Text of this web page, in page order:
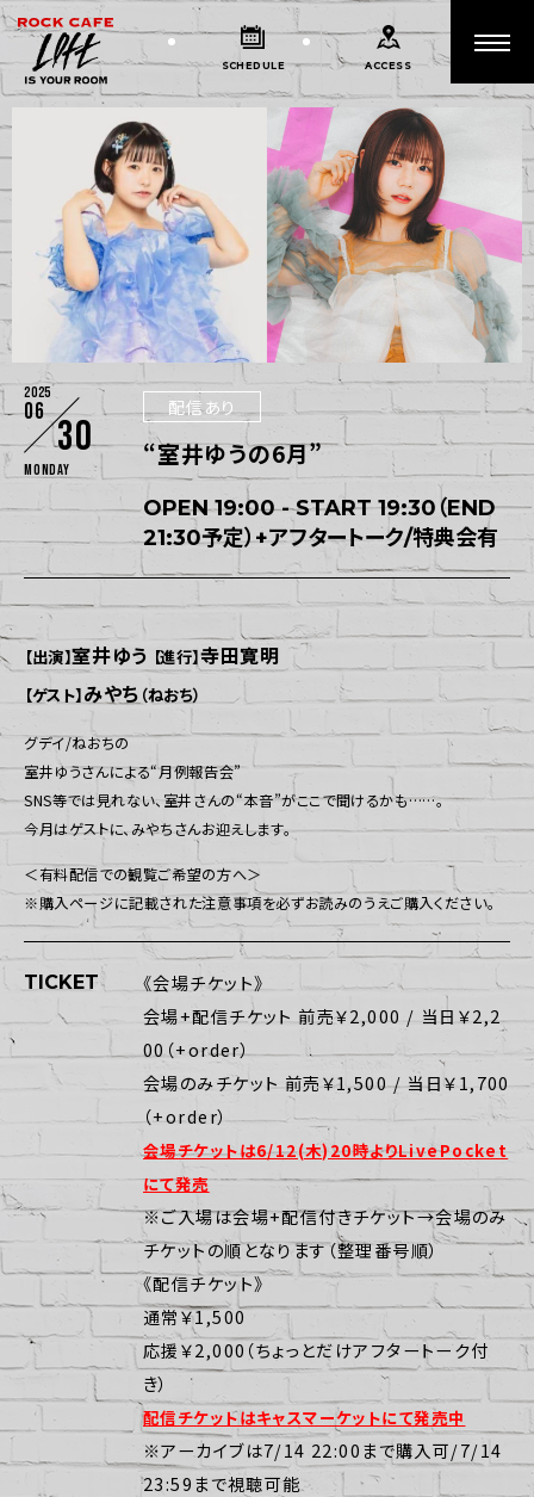
SCHEDULE ACCESS
2025
06
30
Monday
配信あり
“室井ゆうの6月”
OPEN 19:00 - START 19:30（END
21:30予定）+アフタートーク/特典会有
【出演】室井ゆう 【進行】寺田寛明
【ゲスト】みやち （ねおち）
グデイ/ねおちの
室井ゆうさんによる“月例報告会”
SNS等では見れない、室井さんの“本音”がここで聞けるかも……。
今月はゲストに、みやちさんお迎えします。
＜有料配信での観覧ご希望の方へ＞
※購入ページに記載された注意事項を必ずお読みのうえご購入ください。
TICKET
《会場チケット》
会場+配信チケット 前売￥2,000 / 当日￥2,2
00（+order）
会場のみチケット 前売￥1,500 / 当日￥1,700
（+order）
会場チケットは6/12(木)20時よりLivePocket
にて発売
※ご入場は会場+配信付きチケット→会場のみ
チケットの順となります（整理番号順）
《配信チケット》
通常￥1,500
応援￥2,000（ちょっとだけアフタートーク付
き）
配信チケットはキャスマーケットにて発売中
※アーカイブは7/14 22:00まで購入可/7/14
23:59まで視聴可能